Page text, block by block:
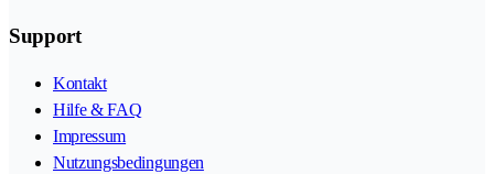
Support
Kontakt
Hilfe & FAQ
Impressum
Nutzungsbedingungen